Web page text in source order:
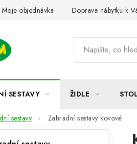
Moje objednávka Doprava nábytku k
SESTAVY ŽIDLE
sestavy Zahradní sestavy kovové